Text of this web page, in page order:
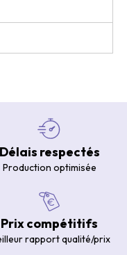
Délais respectés
Production optimisée
Prix compétitifs
rapport qualité/prix